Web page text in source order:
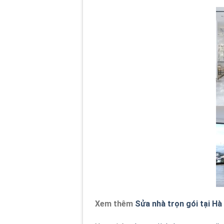
Xem thêm Sửa nhà trọn gói tại Hà